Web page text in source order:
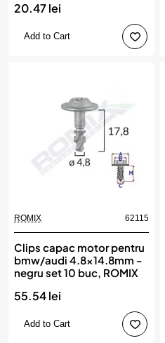
20.47 lei
Add to Cart
ROMIX 62115
Clips capac motor pentru
bmw/audi 4.8x14.8mm -
negru set 10 buc, ROMIX
55.54 lei
Add to Cart